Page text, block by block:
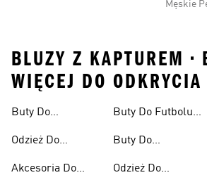
Męskie
BLUZY Z KAPTUREM •
WIĘCEJ DO ODKRYCIA
Buty Do
Odzież Do
Akcesoria Do
Amerykańskiego
Buty Do Futbolu
Buty Do
Odzież Do